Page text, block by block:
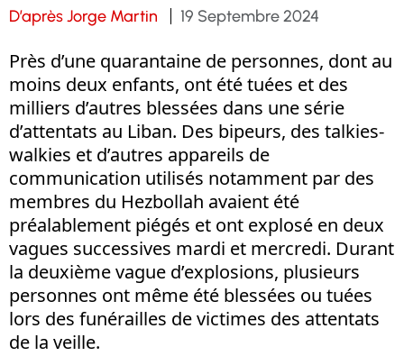
D’après Jorge Martin 19 Septembre 2024
Près d’une quarantaine de personnes, dont au
moins deux enfants, ont été tuées et des
milliers d’autres blessées dans une série
d’attentats au Liban. Des bipeurs, des talkies-
walkies et d’autres appareils de
communication utilisés notamment par des
membres du Hezbollah avaient été
préalablement piégés et ont explosé en deux
vagues successives mardi et mercredi. Durant
la deuxième vague d’explosions, plusieurs
personnes ont même été blessées ou tuées
lors des funérailles de victimes des attentats
de la veille.